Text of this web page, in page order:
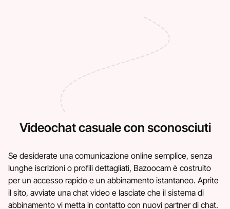
Videochat casuale con sconosciuti
Se desiderate una comunicazione online semplice, senza
lunghe iscrizioni o profili dettagliati, Bazoocam è costruito
per un accesso rapido e un abbinamento istantaneo. Aprite
il sito, avviate una chat video e lasciate che il sistema di
abbinamento vi metta in contatto con nuovi partner di chat.